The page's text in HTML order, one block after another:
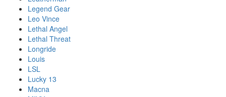
Legend Gear
Leo Vince
Lethal Angel
Lethal Threat
Longride
Louis
LSL
Lucky 13
Macna